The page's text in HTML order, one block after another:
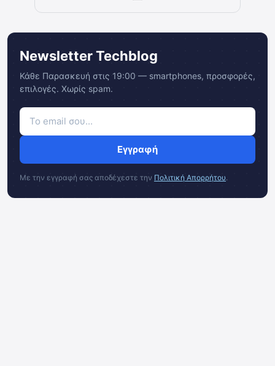
Newsletter Techblog
Κάθε Παρασκευή στις 19:00 — smartphones, προσφορές,
επιλογές. Χωρίς spam.
Εγγραφή
Με την εγγραφή σας αποδέχεστε την Πολιτική Απορρήτου.